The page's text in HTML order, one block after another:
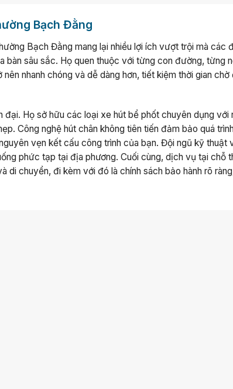
Bạch Đằng
Bạch Đằng mang lại nhiều lợi ích vượt trội mà các
sâu sắc. Họ quen thuộc với từng con đường, từng
nhanh chóng và dễ dàng hơn, tiết kiệm thời gian chờ
Họ sở hữu các loại xe hút bể phốt chuyên dụng với
Công nghệ hút chân không tiên tiến đảm bảo quá
vẹn kết cấu công trình của bạn. Đội ngũ kỹ thuật
phức tạp tại địa phương. Cuối cùng, dịch vụ tại chỗ
di chuyển, đi kèm với đó là chính sách bảo hành rõ